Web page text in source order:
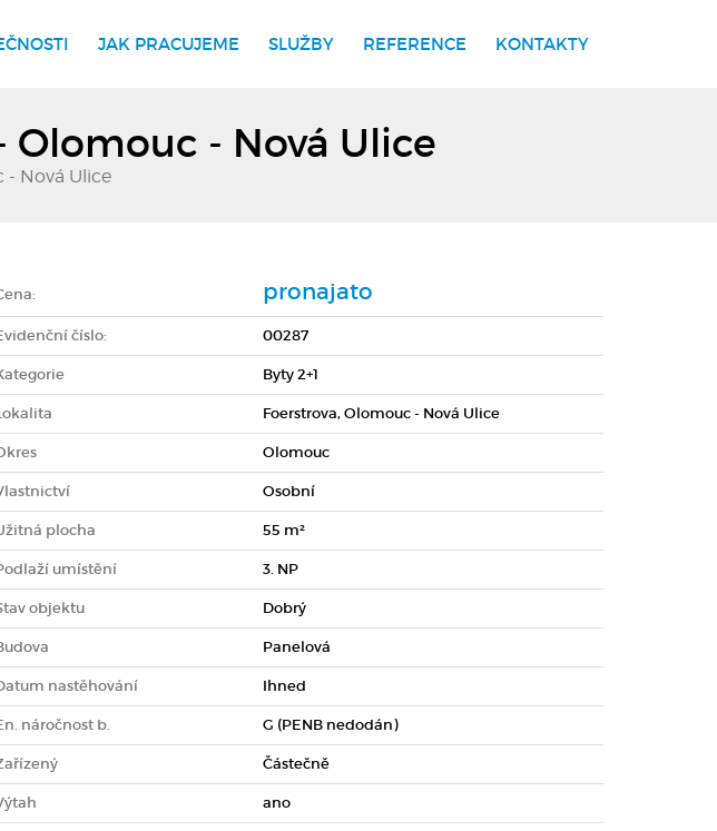
JAK PRACUJEME SLUŽBY REFERENCE KONTAKTY
Olomouc - Nová Ulice
- Nová Ulice
pronajato
číslo: 00287
Byty 2+1
Foerstrova, Olomouc - Nová Ulice
Olomouc
Osobní
plocha 55 m²
umístění 3. NP
objektu Dobrý
Panelová
nastěhování Ihned
náročnost b. G (PENB nedodán)
Částečně
ano